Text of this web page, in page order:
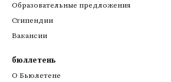
Образовательные предложения
Стипендии
Вакансии
бюллетень
О Бьюлетене